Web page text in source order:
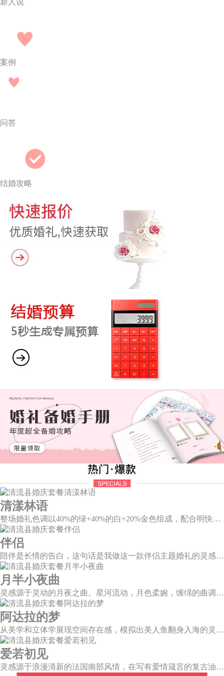
案例
问答
结婚攻略
清漾林语
整场婚礼色调以40%的绿+40%的白+20%金色组成，配合明快的色调流露出生机盎然，既维持极简线条设计感，又巧妙把握住视觉情绪。
伴侣
陪伴是长情的告白，这句话是我做这一款伴侣主题婚礼的灵感。今年大热的珊瑚橙带来了一如陪伴的温暖和细腻，半圆为载体的发光情侣头像深情对望，一起组成完整的圆环，一如初见时的美好，又似陪伴一生的美满。
月半小夜曲
灵感源于灵动的月夜之曲。星河流动，月色柔婉，缠绵的曲调自花叶间隐隐传来，撩人心弦。
阿达拉的梦
从美学和立体学展现空间存在感，模拟出美人鱼翻身入海的灵动意韵，将视觉效果铺延至海平面，既交织出柔和梦幻质感，又如浪花般波光伏动，熠熠闪耀。
爱若初见
灵感源于浪漫清新的法国南部风情，在写有爱情箴言的复古油画卷轴前，互诉诺言，相守一生。